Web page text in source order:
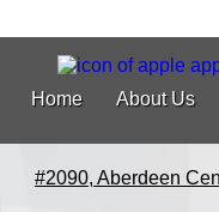
Home About Us
#2090, Aberdeen